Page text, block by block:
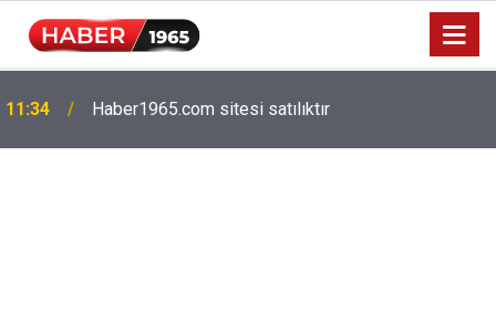
11:34 Haber1965.com sitesi satılıktır
15:52
hesaplarda